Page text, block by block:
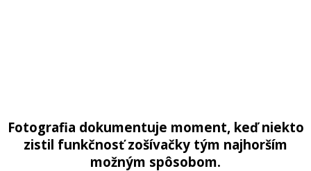
Fotografia dokumentuje moment, keď niekto
zistil funkčnosť zošívačky tým najhorším
možným spôsobom.